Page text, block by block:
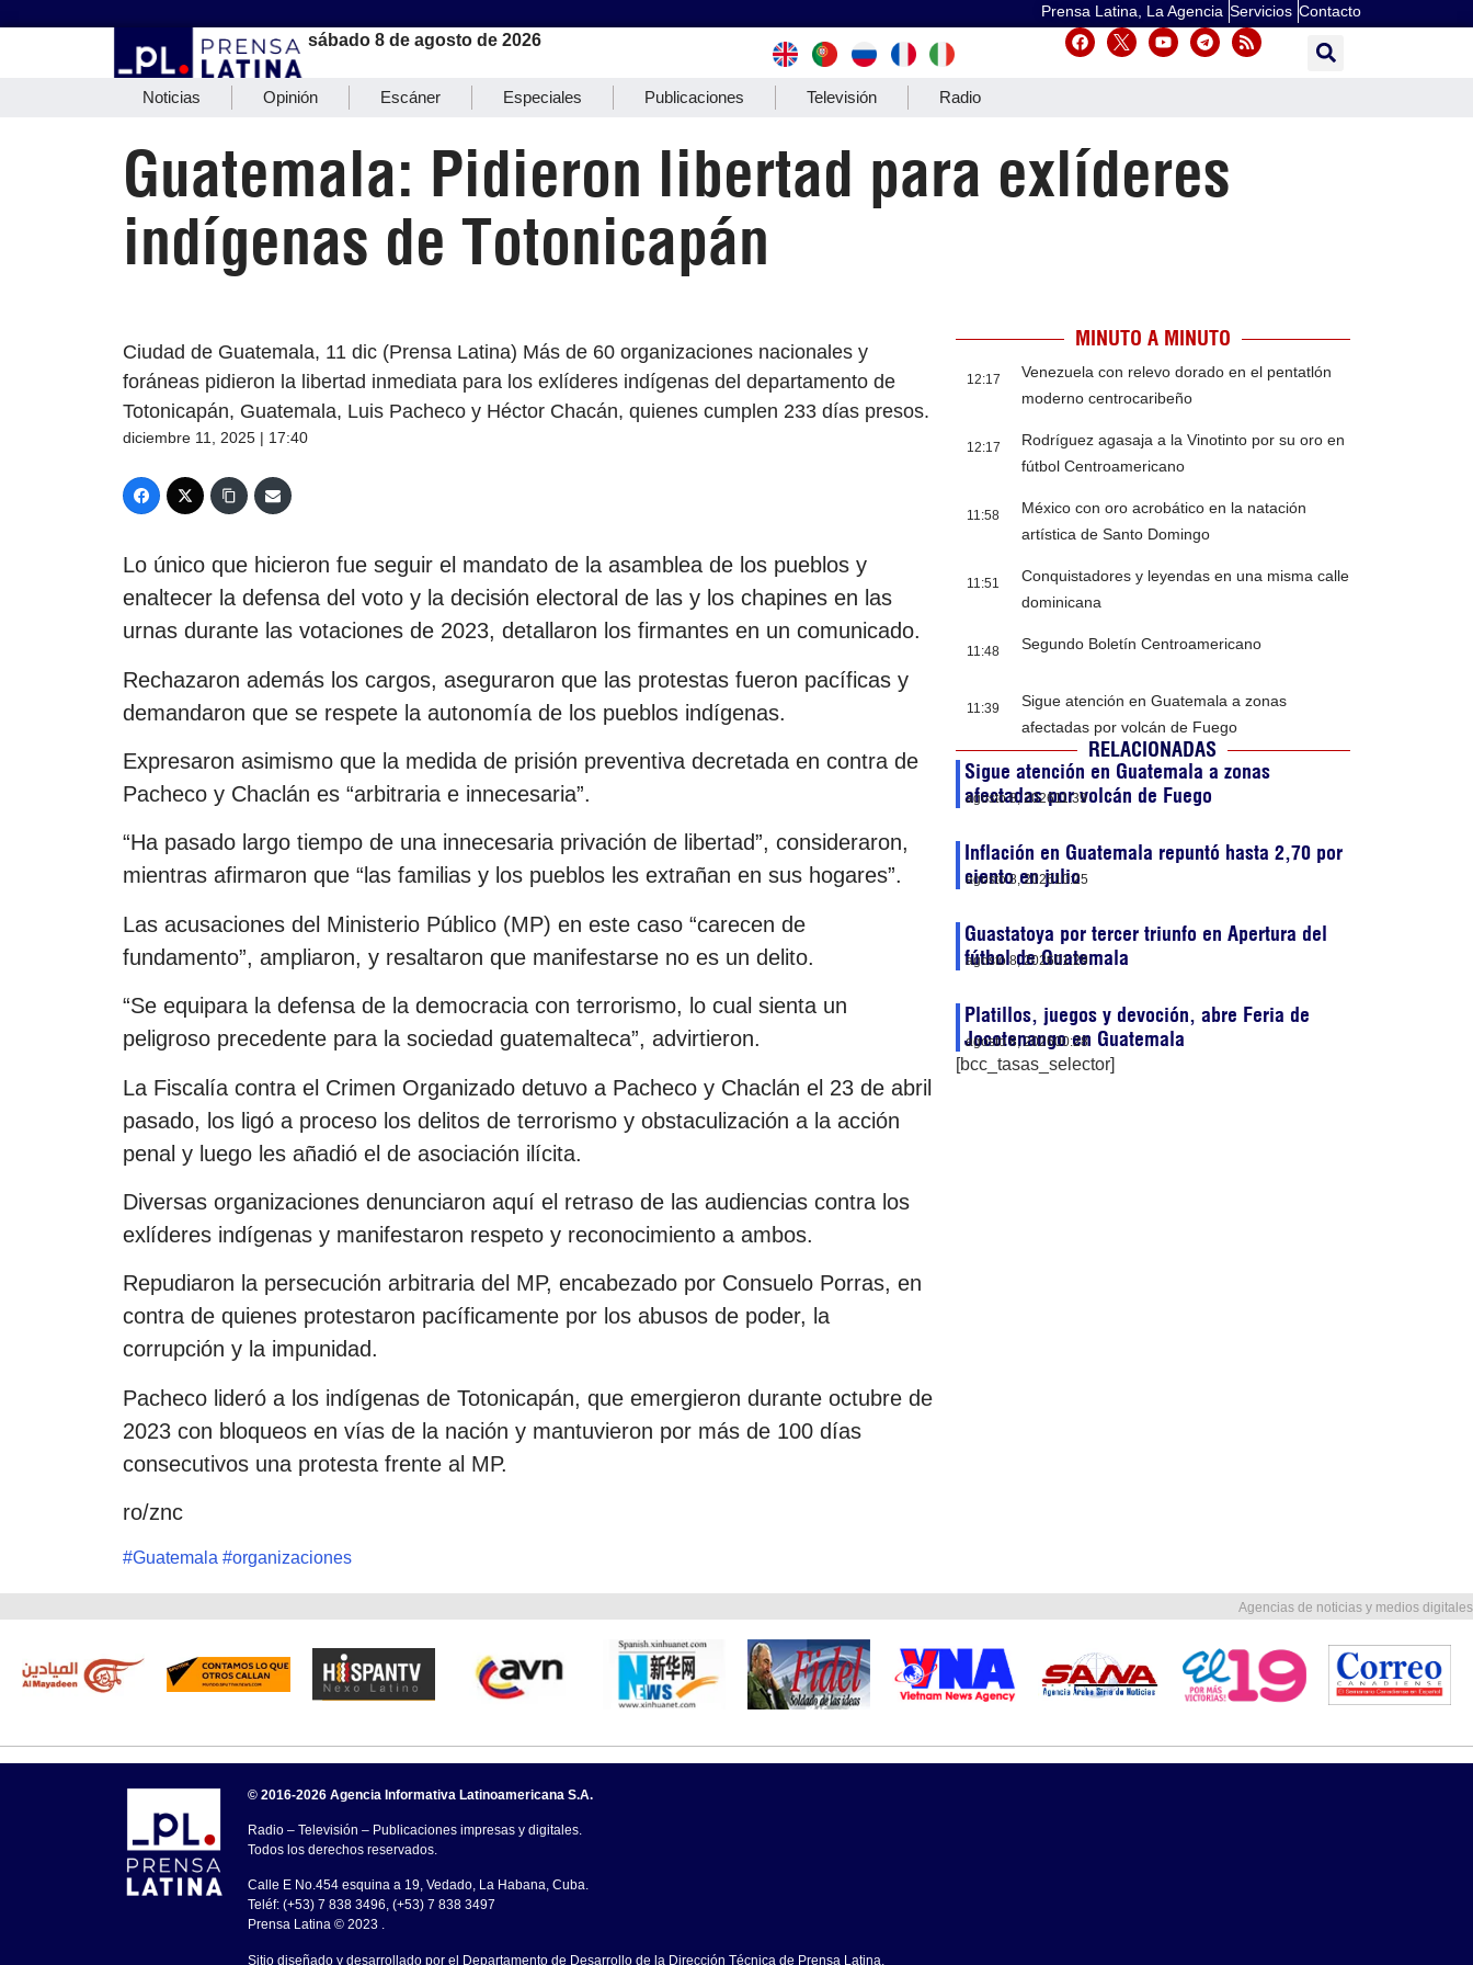
Prensa Latina, La Agencia Servicios Contacto
sábado 8 de agosto de 2026
Noticias Opinión Escáner Especiales Publicaciones Televisión Radio
Guatemala: Pidieron libertad para exlíderes
indígenas de Totonicapán
Ciudad de Guatemala, 11 dic (Prensa Latina) Más de 60 organizaciones nacionales y
foráneas pidieron la libertad inmediata para los exlíderes indígenas del departamento de
Totonicapán, Guatemala, Luis Pacheco y Héctor Chacán, quienes cumplen 233 días presos.
diciembre 11, 2025 | 17:40
Lo único que hicieron fue seguir el mandato de la asamblea de los pueblos y
enaltecer la defensa del voto y la decisión electoral de las y los chapines en las
urnas durante las votaciones de 2023, detallaron los firmantes en un comunicado.
Rechazaron además los cargos, aseguraron que las protestas fueron pacíficas y
demandaron que se respete la autonomía de los pueblos indígenas.
Expresaron asimismo que la medida de prisión preventiva decretada en contra de
Pacheco y Chaclán es “arbitraria e innecesaria”.
“Ha pasado largo tiempo de una innecesaria privación de libertad”, consideraron,
mientras afirmaron que “las familias y los pueblos les extrañan en sus hogares”.
Las acusaciones del Ministerio Público (MP) en este caso “carecen de
fundamento”, ampliaron, y resaltaron que manifestarse no es un delito.
“Se equipara la defensa de la democracia con terrorismo, lo cual sienta un
peligroso precedente para la sociedad guatemalteca”, advirtieron.
La Fiscalía contra el Crimen Organizado detuvo a Pacheco y Chaclán el 23 de abril
pasado, los ligó a proceso los delitos de terrorismo y obstaculización a la acción
penal y luego les añadió el de asociación ilícita.
Diversas organizaciones denunciaron aquí el retraso de las audiencias contra los
exlíderes indígenas y manifestaron respeto y reconocimiento a ambos.
Repudiaron la persecución arbitraria del MP, encabezado por Consuelo Porras, en
contra de quienes protestaron pacíficamente por los abusos de poder, la
corrupción y la impunidad.
Pacheco lideró a los indígenas de Totonicapán, que emergieron durante octubre de
2023 con bloqueos en vías de la nación y mantuvieron por más de 100 días
consecutivos una protesta frente al MP.
ro/znc
#Guatemala #organizaciones
MINUTO A MINUTO
12:17
Venezuela con relevo dorado en el pentatlón
moderno centrocaribeño
12:17
Rodríguez agasaja a la Vinotinto por su oro en
fútbol Centroamericano
11:58
México con oro acrobático en la natación
artística de Santo Domingo
11:51
Conquistadores y leyendas en una misma calle
dominicana
11:48 Segundo Boletín Centroamericano
11:39
Sigue atención en Guatemala a zonas
afectadas por volcán de Fuego
RELACIONADAS
Sigue atención en Guatemala a zonas
afectadas por volcán de Fuego
agosto 8, 202611:39
Inflación en Guatemala repuntó hasta 2,70 por
ciento en julio
agosto 8, 202610:25
Guastatoya por tercer triunfo en Apertura del
fútbol de Guatemala
agosto 8, 202601:29
Platillos, juegos y devoción, abre Feria de
Jocotenango en Guatemala
agosto 8, 202600:28
[bcc_tasas_selector]
Agencias de noticias y medios digitales
© 2016-2026 Agencia Informativa Latinoamericana S.A.
Radio – Televisión – Publicaciones impresas y digitales.
Todos los derechos reservados.
Calle E No.454 esquina a 19, Vedado, La Habana, Cuba.
Teléf: (+53) 7 838 3496, (+53) 7 838 3497
Prensa Latina © 2023 .
Sitio diseñado y desarrollado por el Departamento de Desarrollo de la Dirección Técnica de Prensa Latina.